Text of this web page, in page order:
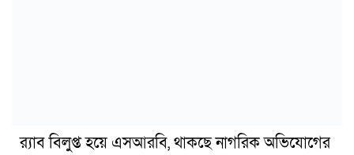
র‍্যাব বিলুপ্ত হয়ে এসআরবি, থাকছে নাগরিক অভিযোগের